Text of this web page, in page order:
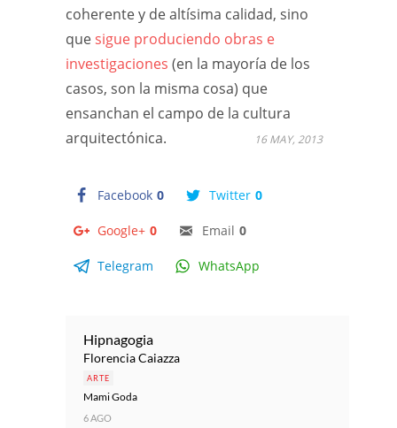
coherente y de altísima calidad, sino
quesigue produciendo obras e
investigaciones (en la mayoría de los
casos, son la misma cosa) que
ensanchan el campo de la cultura
arquitectónica.
Facebook 0 Twitter 0
Google+ 0 Email 0
Telegram WhatsApp
16 MAY, 2013
Hipnagogia
Florencia Caiazza
ARTE
Mami Goda
6 AGO